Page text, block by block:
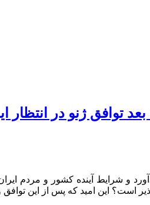
توافق ژنو در انتظار
و شرایط آینده کشور و مردم
است؟ این امید که پس از این